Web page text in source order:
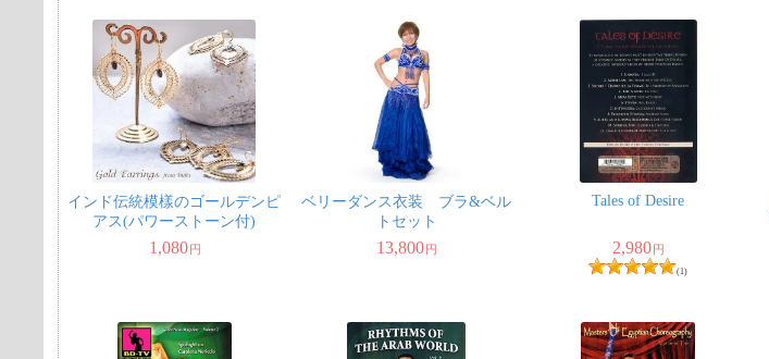
インド伝統模樣のゴールデンピ
アス(パワーストーン付)
1,080円
ベリーダンス衣装 ブラ&ベル
トセット
13,800円
Tales of Desire
2,980円
(1)